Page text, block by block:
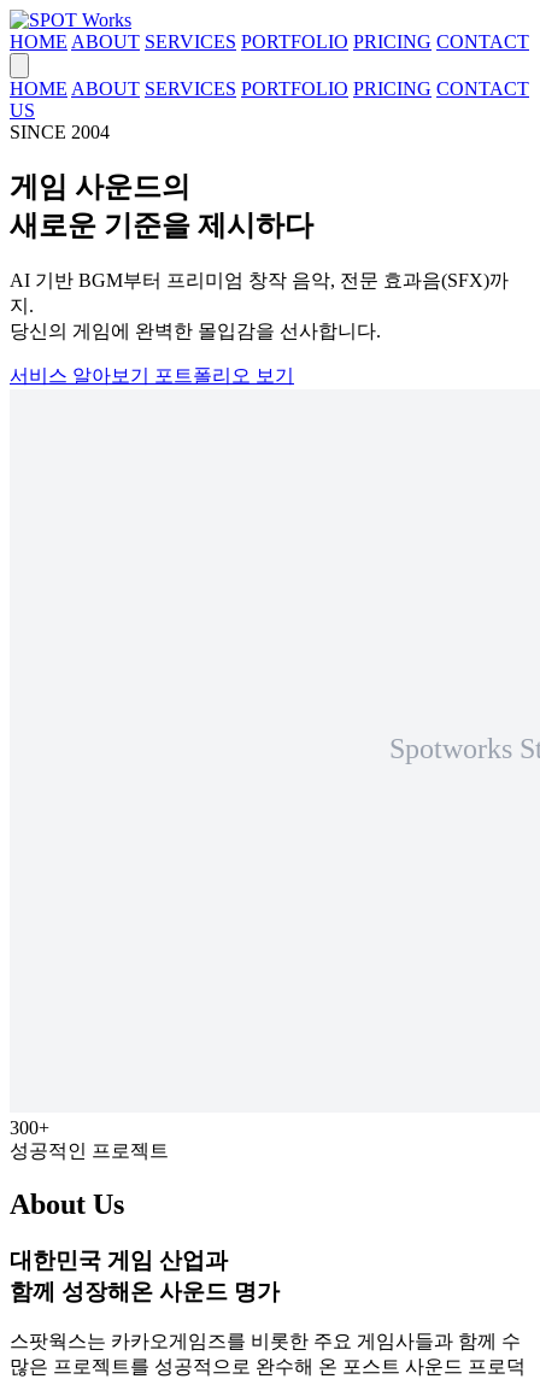
HOME ABOUT SERVICES PORTFOLIO PRICING CONTACT
HOME ABOUT SERVICES PORTFOLIO PRICING CONTACT
US
SINCE 2004
게임 사운드의
새로운 기준을 제시하다
AI 기반 BGM부터 프리미엄 창작 음악, 전문 효과음(SFX)까
지.
당신의 게임에 완벽한 몰입감을 선사합니다.
서비스 알아보기 포트폴리오 보기
300+
성공적인 프로젝트
About Us
대한민국 게임 산업과
함께 성장해온 사운드 명가
스팟웍스는 카카오게임즈를 비롯한 주요 게임사들과 함께 수
많은 프로젝트를 성공적으로 완수해 온 포스트 사운드 프로덕